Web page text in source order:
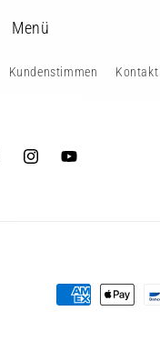
Menü
Kundenstimmen Kontakt
InstagramYouTube
Zahlungsmethoden